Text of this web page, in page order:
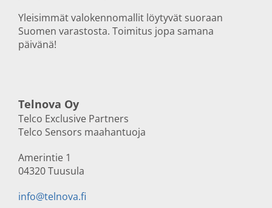
Yleisimmät valokennomallit löytyvät suoraan
Suomen varastosta. Toimitus jopa samana
päivänä!
Telnova Oy
Telco Exclusive Partners
Telco Sensors maahantuoja
Amerintie 1
04320 Tuusula
info@telnova.fi